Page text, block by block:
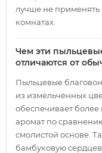
лучше не применять
комнатах.
Чем эти
отличаются от
Пыльцевые
из измельчённых
обеспечивает
аромат по
смолистой основе.
бамбуковую